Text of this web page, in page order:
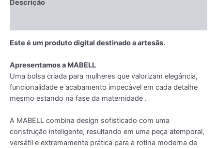
Descrição
Este é um produto digital destinado a artesãs.
Apresentamos a MABELL
Uma bolsa criada para mulheres que valorizam elegância,
funcionalidade e acabamento impecável em cada detalhe
mesmo estando na fase da maternidade .
A MABELL combina design sofisticado com uma
construção inteligente, resultando em uma peça atemporal,
versátil e extremamente prática para a rotina moderna de